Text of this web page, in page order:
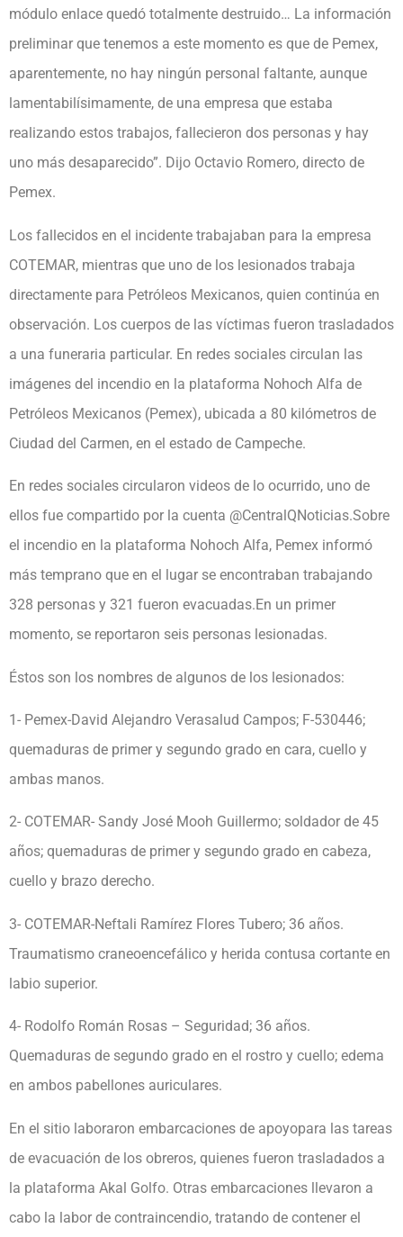
módulo enlace quedó totalmente destruido… La información
preliminar que tenemos a este momento es que de Pemex,
aparentemente, no hay ningún personal faltante, aunque
lamentabilísimamente, de una empresa que estaba
realizando estos trabajos, fallecieron dos personas y hay
uno más desaparecido”. Dijo Octavio Romero, directo de
Pemex.
Los fallecidos en el incidente trabajaban para la empresa
COTEMAR, mientras que uno de los lesionados trabaja
directamente para Petróleos Mexicanos, quien continúa en
observación. Los cuerpos de las víctimas fueron trasladados
a una funeraria particular. En redes sociales circulan las
imágenes del incendio en la plataforma Nohoch Alfa de
Petróleos Mexicanos (Pemex), ubicada a 80 kilómetros de
Ciudad del Carmen, en el estado de Campeche.
En redes sociales circularon videos de lo ocurrido, uno de
ellos fue compartido por la cuenta @CentralQNoticias.Sobre
el incendio en la plataforma Nohoch Alfa, Pemex informó
más temprano que en el lugar se encontraban trabajando
328 personas y 321 fueron evacuadas.En un primer
momento, se reportaron seis personas lesionadas.
Éstos son los nombres de algunos de los lesionados:
1- Pemex-David Alejandro Verasalud Campos; F-530446;
quemaduras de primer y segundo grado en cara, cuello y
ambas manos.
2- COTEMAR- Sandy José Mooh Guillermo; soldador de 45
años; quemaduras de primer y segundo grado en cabeza,
cuello y brazo derecho.
3- COTEMAR-Neftali Ramírez Flores Tubero; 36 años.
Traumatismo craneoencefálico y herida contusa cortante en
labio superior.
4- Rodolfo Román Rosas – Seguridad; 36 años.
Quemaduras de segundo grado en el rostro y cuello; edema
en ambos pabellones auriculares.
En el sitio laboraron embarcaciones de apoyopara las tareas
de evacuación de los obreros, quienes fueron trasladados a
la plataforma Akal Golfo. Otras embarcaciones llevaron a
cabo la labor de contraincendio, tratando de contener el